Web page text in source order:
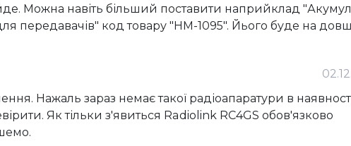
Можна навіть більший поставити наприйклад
передавачів" код товару "HM-1095". Йього буде на
Нажаль зараз немає такої радіоапаратури в
Як тільки з'явиться Radiolink RC4GS обов'язково